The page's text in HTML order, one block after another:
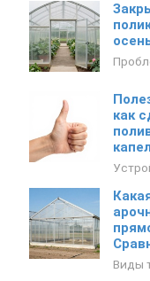
как
Виды